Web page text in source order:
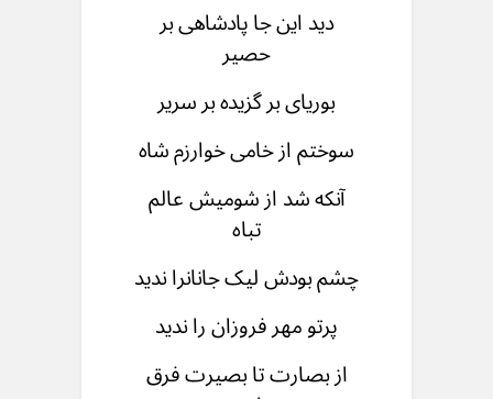
دید این جا پادشاهی بر
حصیر
بوریای بر گزیده بر سریر
سوختم از خامی خوارزم شاه
آنکه شد از شومیش عالم
تباه
چشم بودش ليک جانانرا ندید
پرتو مهر فروزان را ندید
از بصارت تا بصیرت فرق